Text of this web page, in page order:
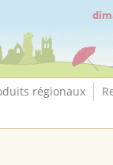
régionaux